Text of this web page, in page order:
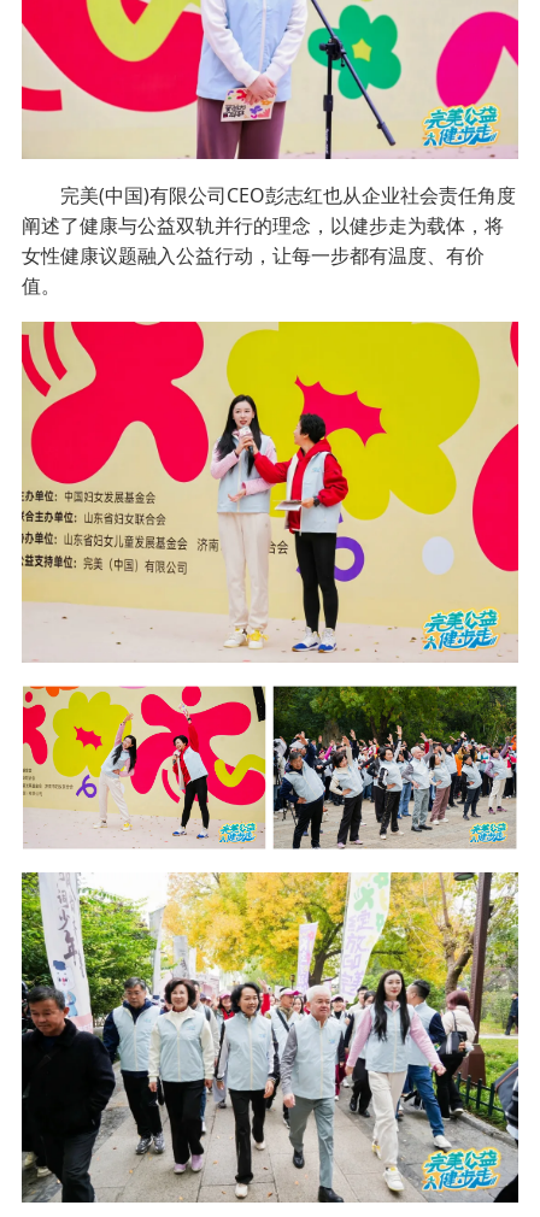
完美(中国)有限公司CEO彭志红也从企业社会责任角度
阐述了健康与公益双轨并行的理念，以健步走为载体，将
女性健康议题融入公益行动，让每一步都有温度、有价
值。